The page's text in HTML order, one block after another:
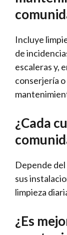
Incluye
de
escaleras y,
conserjería
¿Cada
Depende
sus
limpieza
¿Es